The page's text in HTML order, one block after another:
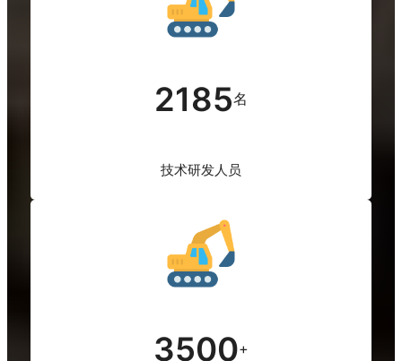
2185名
技术研发人员
3500+